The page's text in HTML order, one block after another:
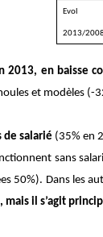
Evol
2013/2008
2013, en baisse
et modèles
de salarié (35% en
sans
50%). Dans les
il s’agit